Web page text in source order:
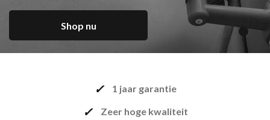
Shop nu
✓ 1 jaar garantie
✓ Zeer hoge kwaliteit